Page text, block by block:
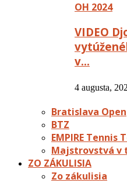
OH 2024
VIDEO
v…
4 augusta,
Bratislava Open
BTZ
EMPIRE Tennis
Majstrovstvá v
ZO ZÁKULISIA
Zo zákulisia